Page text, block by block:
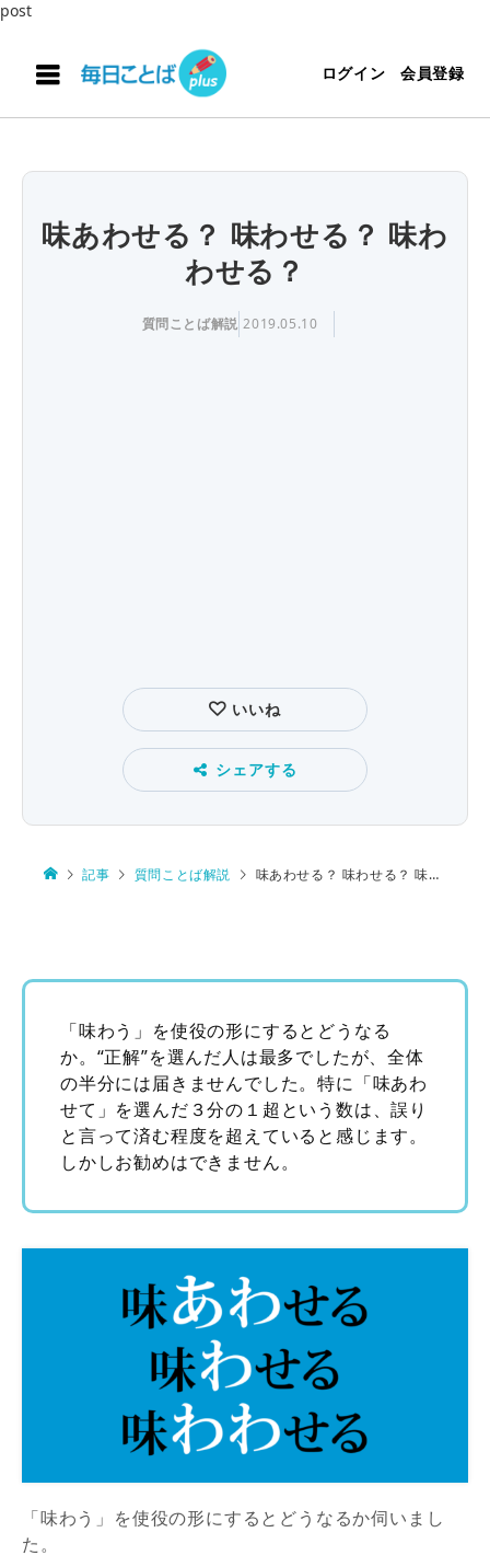
post
ログイン 会員登録
味あわせる？ 味わせる？ 味わ
わせる？
質問ことば解説 2019.05.10
いいね
シェアする
記事 質問ことば解説 味あわせる？ 味わせる？ 味わわせる？
「味わう」を使役の形にするとどうなる
か。“正解”を選んだ人は最多でしたが、全体
の半分には届きませんでした。特に「味あわ
せて」を選んだ３分の１超という数は、誤り
と言って済む程度を超えていると感じます。
しかしお勧めはできません。
「味わう」を使役の形にするとどうなるか伺いまし
た。